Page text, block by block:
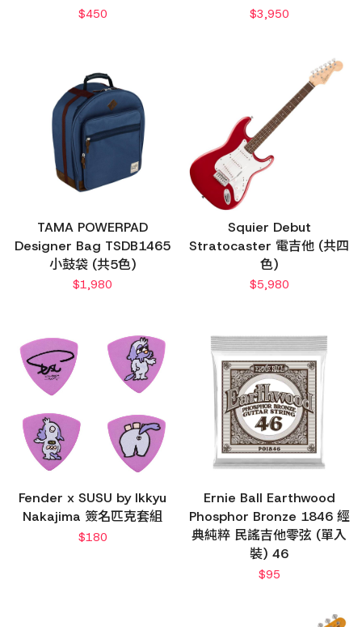
$450 $3,950
TAMA POWERPAD
Designer Bag TSDB1465
小鼓袋 (共5色)
$1,980
Squier Debut
Stratocaster 電吉他 (共四
色)
$5,980
Fender x SUSU by Ikkyu
Nakajima 簽名匹克套組
$180
Ernie Ball Earthwood
Phosphor Bronze 1846 經
典純粹 民謠吉他零弦 (單入
裝) 46
$95